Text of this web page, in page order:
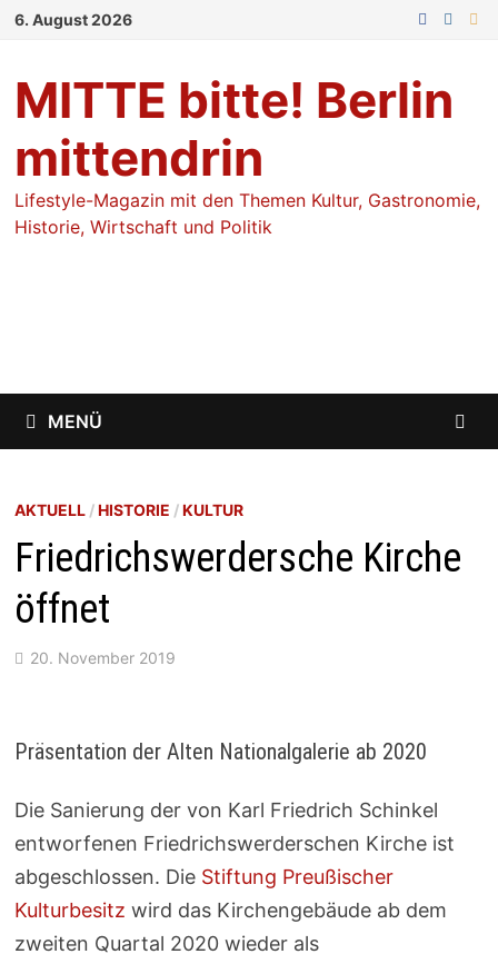
Zum
6. August 2026
MITTE bitte! Berlin
mittendrin
Lifestyle-Magazin mit den Themen Kultur, Gastronomie,
Historie, Wirtschaft und Politik
MENÜ
AKTUELL/HISTORIE /KULTUR
Friedrichswerdersche Kirche
öffnet
20. November 2019
Präsentation der Alten Nationalgalerie ab 2020
Die Sanierung der von Karl Friedrich Schinkel
entworfenen Friedrichswerderschen Kirche ist
abgeschlossen. Die Stiftung Preußischer
Kulturbesitz wird das Kirchengebäude ab dem
zweiten Quartal 2020 wieder als